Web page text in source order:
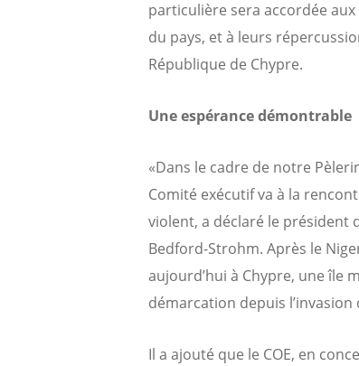
particulière sera accordée
du pays, et à leurs
République de Chypre.
Une espérance démontrable
«Dans le cadre de notre
Comité exécutif va à la
violent, a déclaré le président
Bedford-Strohm. Après le
aujourd’hui à Chypre, une île
démarcation depuis l’invasion
Il a ajouté que le COE, en